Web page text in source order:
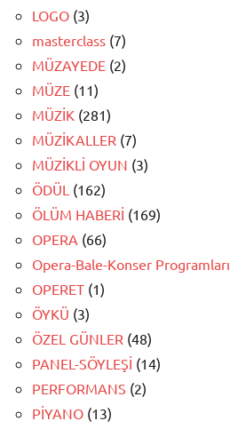
LOGO (3)
masterclass (7)
MÜZAYEDE (2)
MÜZE (11)
MÜZİK (281)
MÜZİKALLER (7)
MÜZİKLİ OYUN (3)
ÖDÜL (162)
ÖLÜM HABERİ (169)
OPERA (66)
Opera-Bale-Konser Programları
OPERET (1)
ÖYKÜ (3)
ÖZEL GÜNLER (48)
PANEL-SÖYLEŞİ (14)
PERFORMANS (2)
PİYANO (13)